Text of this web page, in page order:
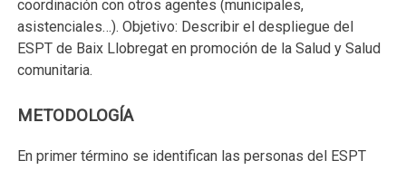
coordinación con otros agentes (municipales,
asistenciales…). Objetivo: Describir el despliegue del
ESPT de Baix Llobregat en promoción de la Salud y Salud
comunitaria.
METODOLOGÍA
En primer término se identifican las personas del ESPT